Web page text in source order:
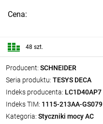
Producent: SCHNEIDER
Seria produktu: TESYS DECA
Indeks producenta: LC1D40AP7
Indeks TIM: 1115-213AA-GS079
Kategoria: Styczniki mocy AC
Cena:
48 szt.